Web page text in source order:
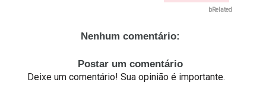
bRelated
Nenhum comentário:
Postar um comentário
Deixe um comentário! Sua opinião é importante.